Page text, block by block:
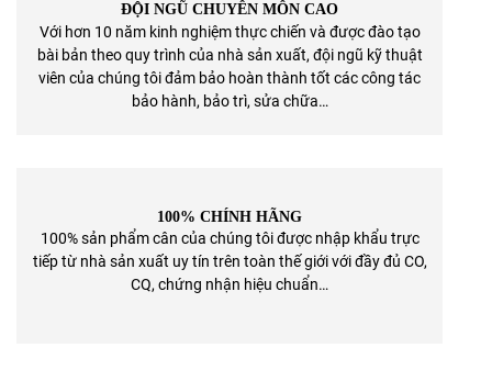
ĐỘI NGŨ CHUYÊN MÔN CAO
Với hơn 10 năm kinh nghiệm thực chiến và được đào tạo
bài bản theo quy trình của nhà sản xuất, đội ngũ kỹ thuật
viên của chúng tôi đảm bảo hoàn thành tốt các công tác
bảo hành, bảo trì, sửa chữa…
100% CHÍNH HÃNG
100% sản phẩm cân của chúng tôi được nhập khẩu trực
tiếp từ nhà sản xuất uy tín trên toàn thế giới với đầy đủ CO,
CQ, chứng nhận hiệu chuẩn…